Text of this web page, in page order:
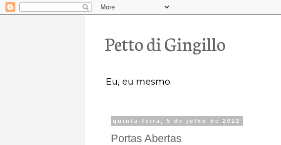
Petto di Gingillo
Eu, eu mesmo.
quinta-feira, 5 de julho de 2012
Portas Abertas